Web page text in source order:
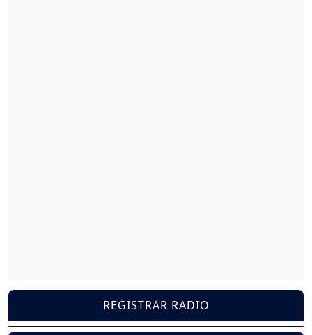
REGISTRAR RADIO